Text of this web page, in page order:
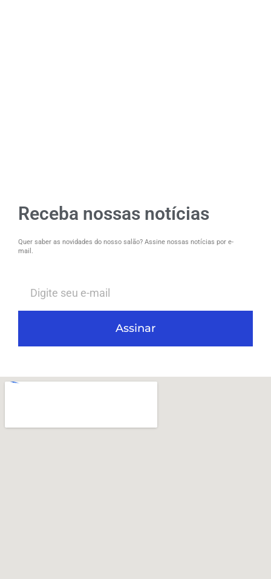
Receba nossas notícias
Quer saber as novidades do nosso salão? Assine nossas notícias por e-
mail.
Assinar